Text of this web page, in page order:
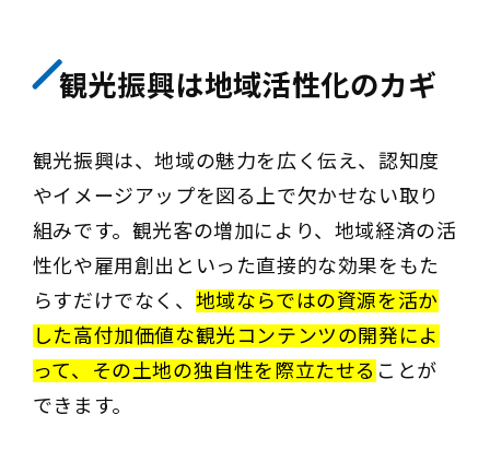
観光振興は地域活性化のカギ
観光振興は、地域の魅力を広く伝え、認知度
やイメージアップを図る上で欠かせない取り
組みです。観光客の増加により、地域経済の活
性化や雇用創出といった直接的な効果をもた
らすだけでなく、 地域ならではの資源を活か
した高付加価値な観光コンテンツの開発によ
って、その土地の独自性を際立たせる ことが
できます。